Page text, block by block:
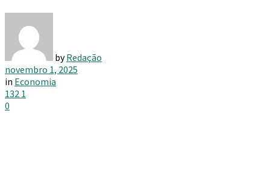
by Redação
novembro 1, 2025
in Economia
132 1
0